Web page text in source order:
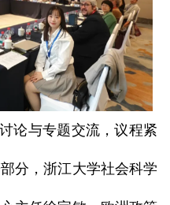
论与专题交流，议程紧
分，浙江大学社会科学